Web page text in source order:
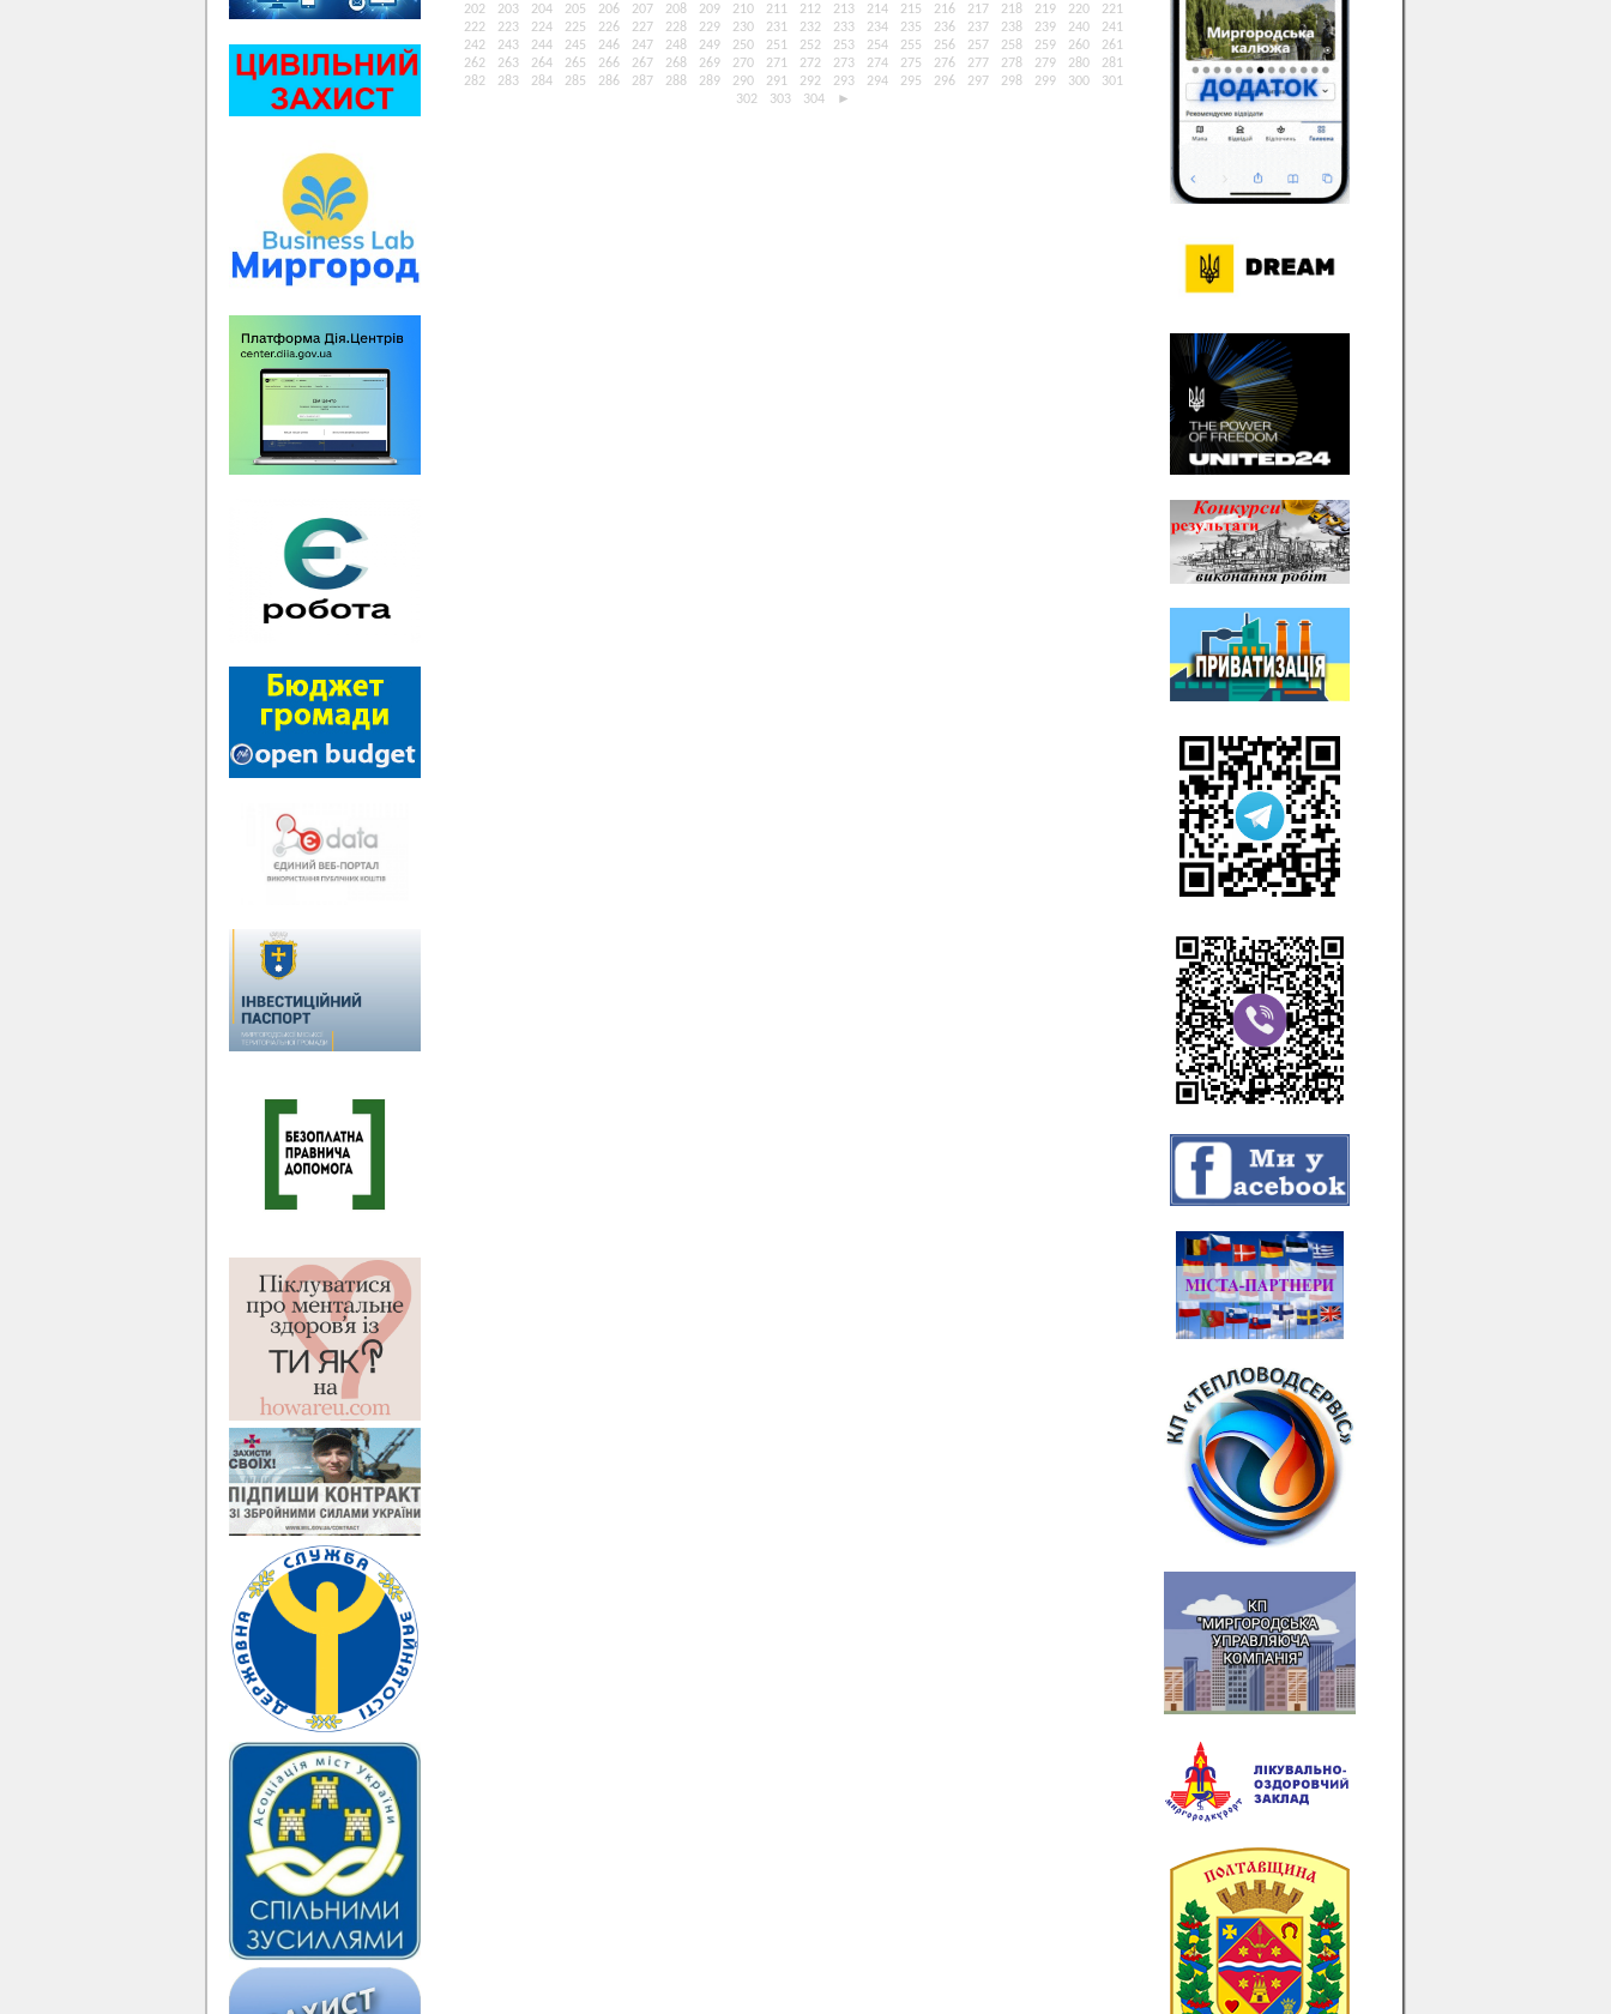
202
203 204 205 206 207 208 209 210 211 212 213 214 215 216 217 218 219 220
221
222
223 224 225 226 227 228 229 230 231 232 233 234 235 236 237 238 239 240
241
242
243 244 245 246 247 248 249 250 251 252 253 254 255 256 257 258 259 260
261
262
263 264 265 266 267 268 269 270 271 272 273 274 275 276 277 278 279 280
281
282
283 284 285 286 287 288 289 290 291 292 293 294 295 296 297 298 299 300
301
302
303 304 ►